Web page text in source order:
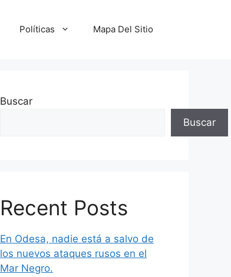
Políticas Mapa Del Sitio
Buscar
Buscar
Recent Posts
En Odesa, nadie está a salvo de
los nuevos ataques rusos en el
Mar Negro.